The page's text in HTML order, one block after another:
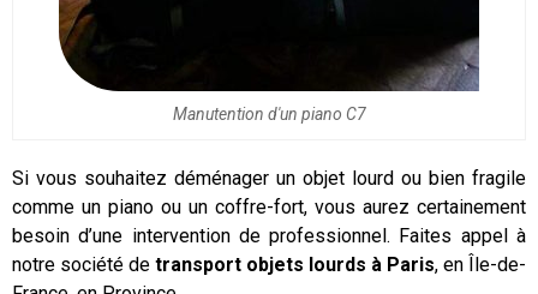
Manutention d'un piano C7
Si vous souhaitez déménager un objet lourd ou bien fragile
comme un piano ou un coffre-fort, vous aurez certainement
besoin d’une intervention de professionnel. Faites appel à
notre société de transport objets lourds à Paris, en Île-de-